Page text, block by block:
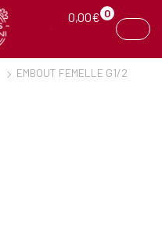
0,00€ 0
EMBOUT FEMELLE G1/2